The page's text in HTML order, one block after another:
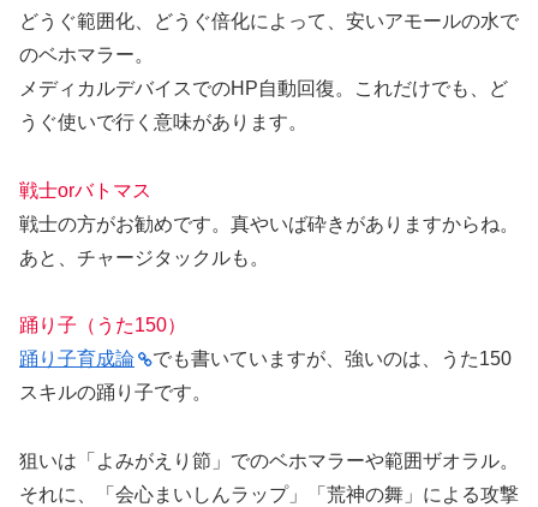
どうぐ範囲化、どうぐ倍化によって、安いアモールの水で
のベホマラー。
メディカルデバイスでのHP自動回復。これだけでも、ど
うぐ使いで行く意味があります。
戦士orバトマス
戦士の方がお勧めです。真やいば砕きがありますからね。
あと、チャージタックルも。
踊り子（うた150）
踊り子育成論
でも書いていますが、強いのは、うた150
スキルの踊り子です。
狙いは「よみがえり節」でのベホマラーや範囲ザオラル。
それに、「会心まいしんラップ」「荒神の舞」による攻撃